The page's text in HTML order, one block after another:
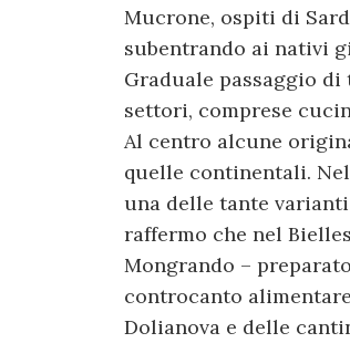
Mucrone, ospiti di
subentrando ai nativi
Graduale passaggio
settori, comprese
Al centro alcune
quelle continentali.
una delle tante
raffermo che nel
Mongrando –
controcanto
Dolianova e delle